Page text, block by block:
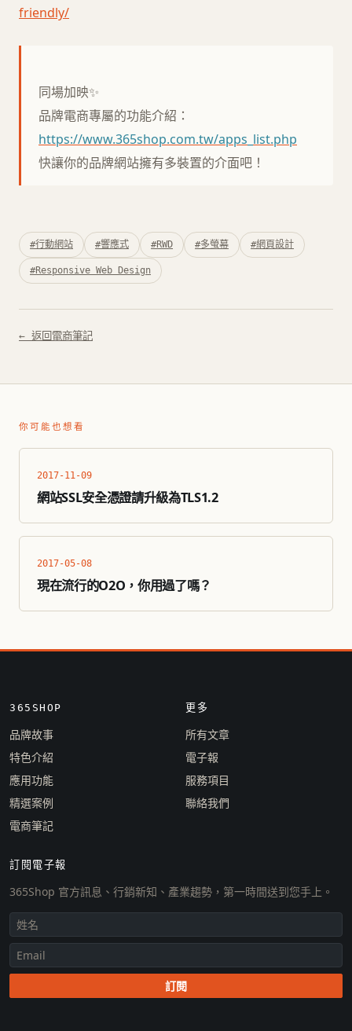
friendly/
同場加映✨
品牌電商專屬的功能介紹：
https://www.365shop.com.tw/apps_list.php
快讓你的品牌網站擁有多裝置的介面吧！
#行動網站 #響應式 #RWD #多螢幕 #網頁設計
#Responsive Web Design
← 返回電商筆記
你可能也想看
2017-11-09
網站SSL安全憑證請升級為TLS1.2
2017-05-08
現在流行的O2O，你用過了嗎？
365SHOP
品牌故事
特色介紹
應用功能
精選案例
電商筆記
更多
所有文章
電子報
服務項目
聯絡我們
訂閱電子報
365Shop 官方訊息、行銷新知、產業趨勢，第一時間送到您手上。
訂閱